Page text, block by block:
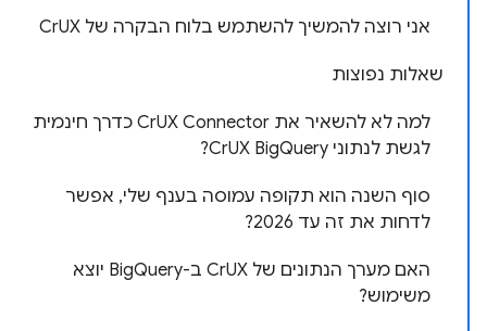
אני רוצה להמשיך להשתמש בלוח הבקרה של CrUX
שאלות נפוצות
למה לא להשאיר את CrUX Connector כדרך חינמית
לגשת לנתוני CrUX BigQuery?
סוף השנה הוא תקופה עמוסה בענף שלי, אפשר
לדחות את זה עד 2026?
האם מערך הנתונים של CrUX ב-BigQuery יוצא
משימוש?